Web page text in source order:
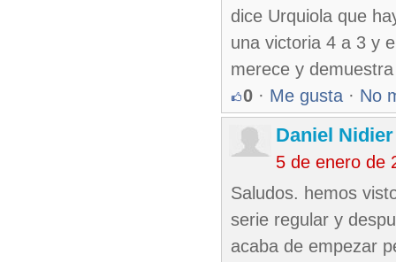
dice Urquiola que
una victoria 4 a 3 y
merece y
0 · Me gusta · No
Daniel
5 de enero de
Saludos. hemos
serie regular y
acaba de empezar